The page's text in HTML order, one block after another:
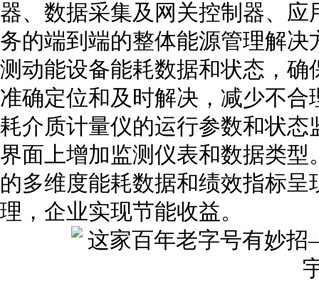
器、数据采集及网关控制器、
务的端到端的整体能源管理解
测动能设备能耗数据和状态，
准确定位和及时解决，减少不
耗介质计量仪的运行参数和状态
界面上增加监测仪表和数据类
的多维度能耗数据和绩效指标
理，企业实现节能收益。